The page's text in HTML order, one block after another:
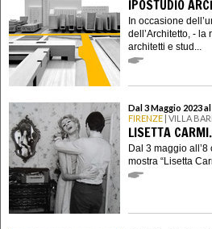
IPOSTUDIO
In occasione
dell’Architetto, -
architetti e stud...
Dal 3 Maggio 2023
FIRENZE | VILLA
LISETTA
Dal 3 maggio
mostra “Lisetta